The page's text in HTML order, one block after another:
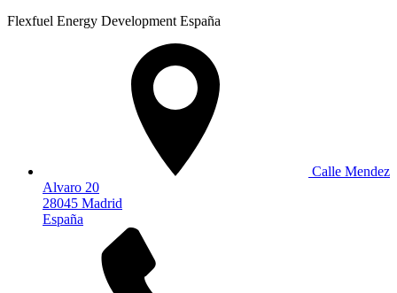
Flexfuel Energy Development España
Calle Mendez
Alvaro 20
28045 Madrid
España